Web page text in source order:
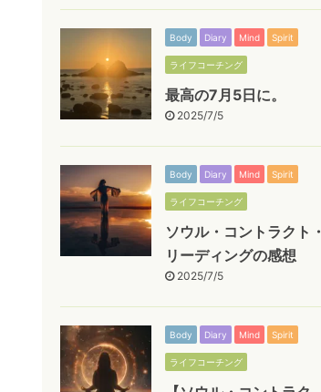
Body Diary Mind Spirit
ライフコーチング
最高の7月5日に。
2025/7/5
Body Diary Mind Spirit
ライフコーチング
ソウル・コントラクト・
リーディングの感想
2025/7/5
Body Diary Mind Spirit
ライフコーチング